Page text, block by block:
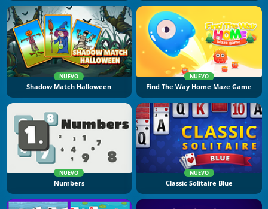
NUEVO
Shadow Match Halloween
NUEVO
Find The Way Home Maze Game
NUEVO
Numbers
NUEVO
Classic Solitaire Blue